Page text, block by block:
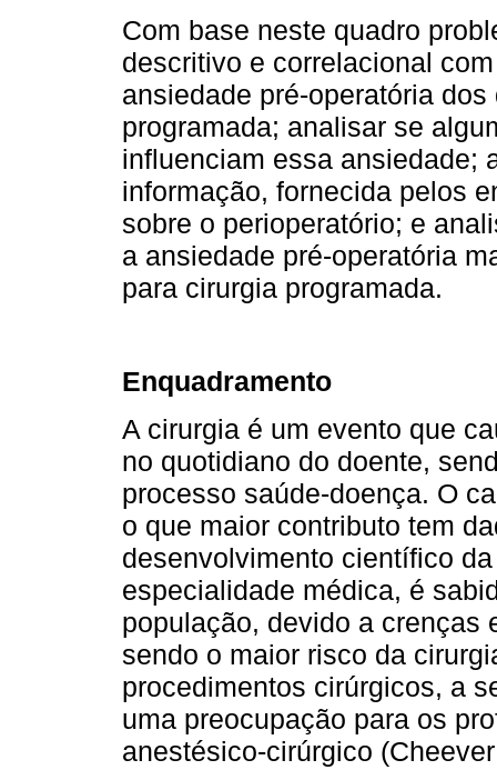
Com base neste quadro
descritivo e correlacional
ansiedade pré-operatória
programada; analisar se
influenciam essa ansiedade;
informação, fornecida pelos
sobre o perioperatório; e
a ansiedade pré-operatória
para cirurgia programada.
Enquadramento
A cirurgia é um evento que
no quotidiano do doente,
processo saúde-doença. O
o que maior contributo tem
desenvolvimento científico
especialidade médica, é
população, devido a crenças
sendo o maior risco da
procedimentos cirúrgicos, a
uma preocupação para os
anestésico-cirúrgico